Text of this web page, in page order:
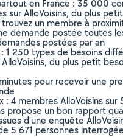
en France : 35 000
sur AlloVoisins, du plus
un membre à
demande postée toutes
postées par an
1 250 types de besoins
du plus petit
pour recevoir une
: 4 membres AlloVoisins sur
propose un bon rapport
d’une enquête
5 671 personnes